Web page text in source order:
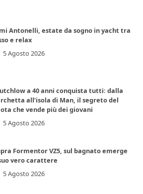
Antonelli, estate da sogno in yacht tra
e relax
5 Agosto 2026
a 40 anni conquista tutti: dalla
all’isola di Man, il segreto del
che vende più dei giovani
5 Agosto 2026
Formentor VZ5, sul bagnato emerge
vero carattere
5 Agosto 2026